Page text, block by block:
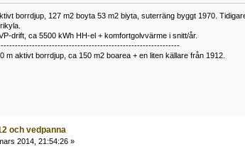
borrdjup, 127 m2 boyta 53 m2 biyta, suterräng byggt 1970.
drift, ca 5500 kWh HH-el + komfortgolvvärme i snitt/år.
m aktivt borrdjup, ca 150 m2 boarea + en liten källare från 1912.
och vedpanna
2014, 21:54:26 »